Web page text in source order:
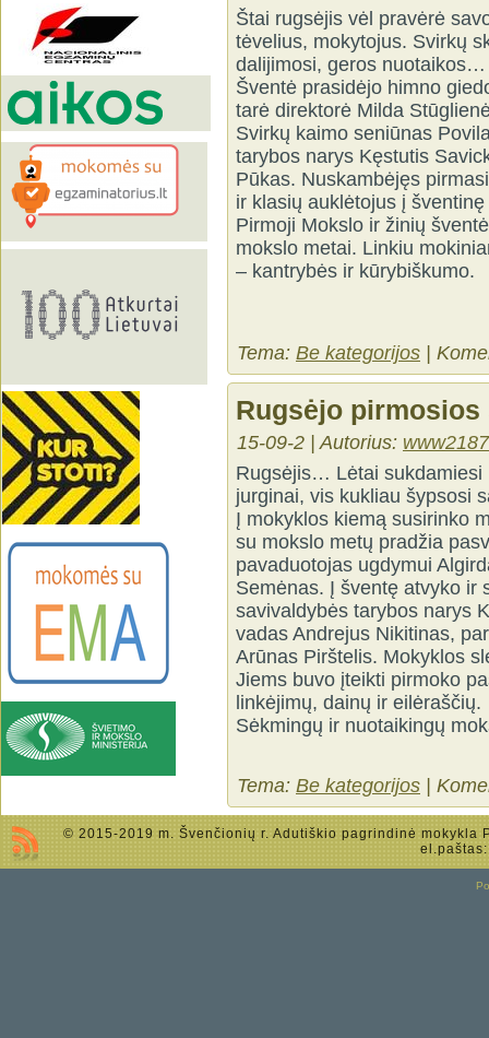
Štai rugsėjis vėl pravėrė
tėvelius, mokytojus. Svirkų
dalijimosi, geros nuotaikos…
Šventė prasidėjo himno
tarė direktorė Milda
Svirkų kaimo seniūnas
tarybos narys Kęstutis
Pūkas. Nuskambėjęs
ir klasių auklėtojus į
Pirmoji Mokslo ir žinių
mokslo metai. Linkiu
– kantrybės ir kūrybiškumo.
Tema: Be kategorijos |
Rugsėjo pirmosios
15-09-2 | Autorius: www2187
Rugsėjis… Lėtai sukdamiesi
jurginai, vis kukliau šypsosi
Į mokyklos kiemą susirinko
su mokslo metų pradžia
pavaduotojas ugdymui
Semėnas. Į šventę atvyko ir
savivaldybės tarybos narys
vadas Andrejus Nikitinas,
Arūnas Pirštelis. Mokyklos
Jiems buvo įteikti pirmoko
linkėjimų, dainų ir eilėraščių.
Sėkmingų ir nuotaikingų
Tema: Be kategorijos |
© 2015-2019 m. Švenčionių r. Adutiškio pagrindinė mokykla